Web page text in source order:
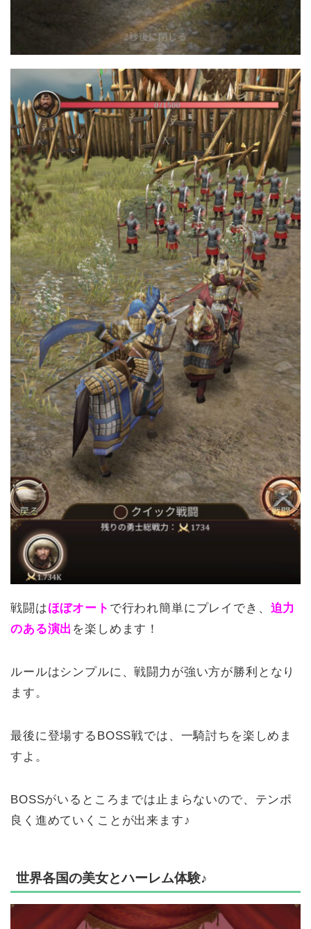
戦闘はほぼオート で行われ簡単にプレイでき、 迫力
のある演出 を楽しめます！
ルールはシンプルに、戦闘力が強い方が勝利となり
ます。
最後に登場するBOSS戦では、一騎討ちを楽しめま
すよ。
BOSSがいるところまでは止まらないので、テンポ
良く進めていくことが出来ます♪
世界各国の美女とハーレム体験♪